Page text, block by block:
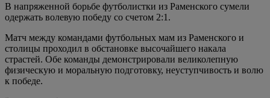
В напряженной борьбе футболистки из Раменского сумели
одержать волевую победу со счетом 2:1.
Матч между командами футбольных мам из Раменского и
столицы проходил в обстановке высочайшего накала
страстей. Обе команды демонстрировали великолепную
физическую и моральную подготовку, неуступчивость и волю
к победе.